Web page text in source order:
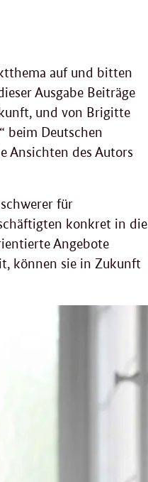
auf und bitten
Ausgabe Beiträge
und von Brigitte
beim Deutschen
Ansichten des Autors
für
konkret in die
Angebote
können sie in Zukunft